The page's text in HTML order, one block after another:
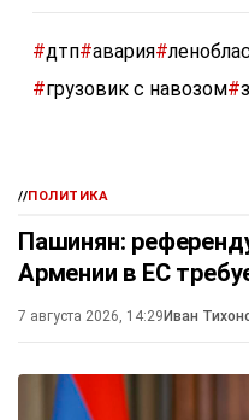
#дтп#авария#
#грузовик с навозом#
//ПОЛИТИКА
Пашинян:
Армении в ЕС
7 августа 2026, 14:29Иван